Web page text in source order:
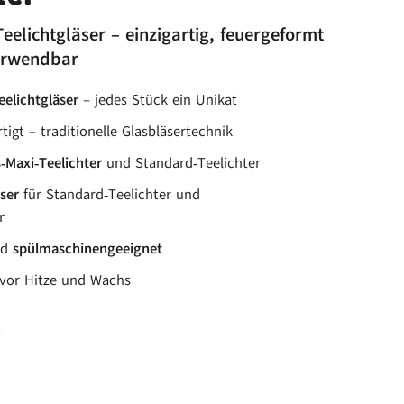
– einzigartig, feuergeformt
– jedes Stück ein Unikat
– traditionelle Glasbläsertechnik
und Standard‑Teelichter
für Standard‑Teelichter und
spülmaschinengeeignet
Hitze und Wachs